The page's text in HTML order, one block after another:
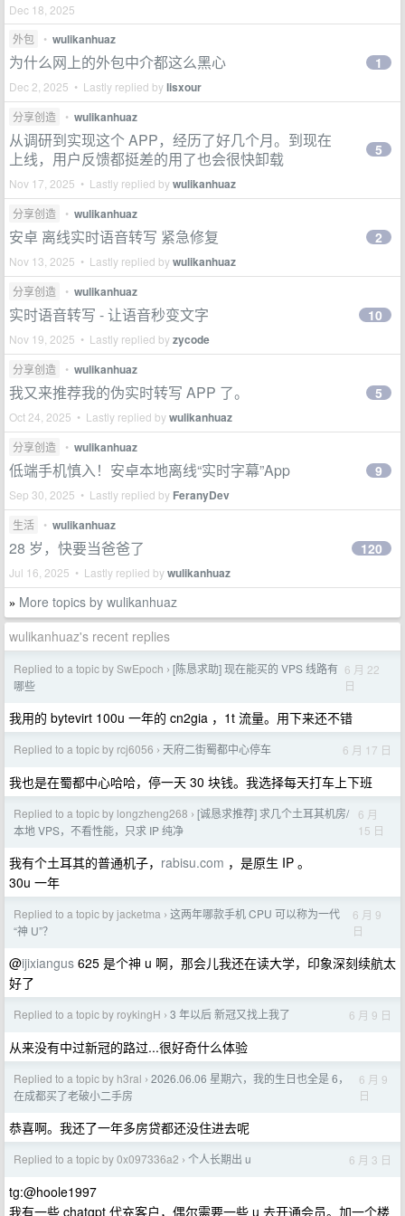
Dec 18, 2025
外包
• wulikanhuaz
为什么网上的外包中介都这么黑心
Dec 2, 2025 • Lastly replied bylisxour
1
分享创造 • wulikanhuaz
从调研到实现这个 APP，经历了好几个月。到现在
上线，用户反馈都挺差的用了也会很快卸载
Nov 17, 2025 • Lastly replied bywulikanhuaz
5
分享创造 • wulikanhuaz
安卓 离线实时语音转写 紧急修复
Nov 13, 2025 • Lastly replied bywulikanhuaz
2
分享创造 • wulikanhuaz
实时语音转写 - 让语音秒变文字
Nov 19, 2025 • Lastly replied byzycode
10
分享创造 • wulikanhuaz
我又来推荐我的伪实时转写 APP 了。
Oct 24, 2025 • Lastly replied bywulikanhuaz
5
分享创造 • wulikanhuaz
低端手机慎入！安卓本地离线“实时字幕”App
Sep 30, 2025 • Lastly replied by FeranyDev
9
生活 • wulikanhuaz
28 岁，快要当爸爸了
Jul 16, 2025 • Lastly replied bywulikanhuaz
120
» More topics by wulikanhuaz
wulikanhuaz's recent replies
Replied to a topic by SwEpoch › [陈恳求助] 现在能买的 VPS 线路有
哪些
6 月 22
日
我用的 bytevirt 100u 一年的 cn2gia ，1t 流量。用下来还不错
Replied to a topic by rcj6056 › 天府二街蜀都中心停车 6 月 17 日
我也是在蜀都中心哈哈，停一天 30 块钱。我选择每天打车上下班
Replied to a topic by longzheng268 › [诚恳求推荐] 求几个土耳其机房/
本地 VPS，不看性能，只求 IP 纯净
6 月
15 日
我有个土耳其的普通机子， rabisu.com ，是原生 IP 。
30u 一年
Replied to a topic by jacketma › 这两年哪款手机 CPU 可以称为一代
“神 U”？
6 月 9
日
@ijixiangus 625 是个神 u 啊，那会儿我还在读大学，印象深刻续航太
好了
Replied to a topic by roykingH › 3 年以后 新冠又找上我了 6 月 9 日
从来没有中过新冠的路过...很好奇什么体验
Replied to a topic by h3ral › 2026.06.06 星期六，我的生日也全是 6，
在成都买了老破小二手房
6 月 9
日
恭喜啊。我还了一年多房贷都还没住进去呢
Replied to a topic by 0x097336a2 › 个人长期出 u 6 月 3 日
tg:@hoole1997
我有一些 chatgpt 代充客户，偶尔需要一些 u 去开通会员。加一个楼